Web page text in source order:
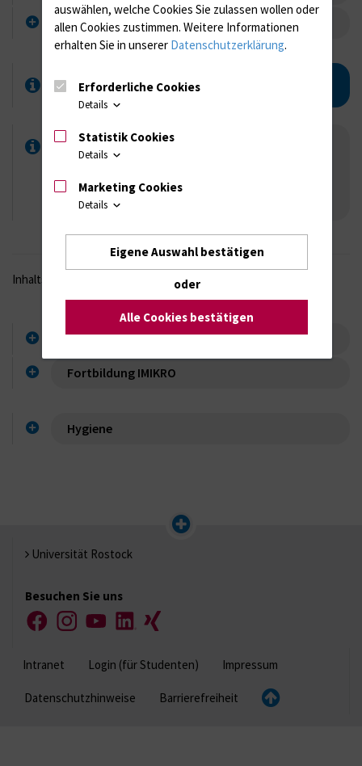
Curriculum
Neue Termine für 2027!
Der Kurs wird durch das
Medizinische Mikrobiologie, Virologie und
ausgerichtet.
Inhaltsverzeichnis
Hygienische Fortbildung
Fortbildung IMIKRO
Hygiene
Universität Rostock
Besuchen Sie uns
FacebookInstagramYouTubeLinkedIn
Xing
Intranet Login (für Studenten) Impressum
Datenschutzhinweise Barrierefreiheit
auswählen, welche Cookies Sie zulassen wollen oder
allen Cookies zustimmen. Weitere Informationen
erhalten Sie in unserer Datenschutzerklärung.
Erforderliche Cookies
Details
Statistik Cookies
Details
Marketing Cookies
Details
Eigene Auswahl bestätigen
oder
Alle Cookies bestätigen